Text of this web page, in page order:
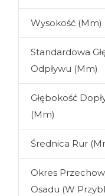
Wysokość (mm)
Standardowa
Odpływu (mm)
Głębokość
(mm)
Średnica Rur
Okres
Osadu (w